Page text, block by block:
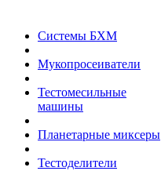
Системы БХМ
Мукопросеиватели
Тестомесильные
машины
Планетарные миксеры
Тестоделители